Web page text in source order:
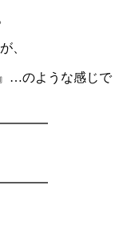
、
』…のような感じで